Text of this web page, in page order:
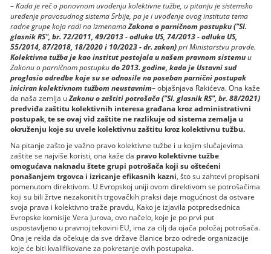
–Kada je reč o ponovnom uvođenju kolektivne tužbe, u pitanju je sistemsko
uređenje pravosudnog sistema Srbije, pa je i uvođenje ovog instituta tema
radne grupe koja radi na izmenamaZakona o parničnom postupku ("Sl.
glasnik RS", br. 72/2011, 49/2013 - odluka US, 74/2013 - odluka US,
55/2014, 87/2018, 18/2020 i 10/2023 - dr. zakon)pri Ministarstvu pravde.
Kolektivna tužba je kao institut postojala u našem pravnom sistemuu
Zakonu o parničnom postupkudo 2013. godine, kada je Ustavni sud
proglasio odredbe koje su se odnosile na poseban parnični postupak
iniciran kolektivnom tužbom neustavnim– objašnjava Rakićeva. Ona kaže
da naša zemlja uZakonu o zaštiti potrošača ("Sl. glasnik RS", br. 88/2021)
predviđa zaštitu kolektivnih interesa građana kroz administrativni
postupak, te se ovaj vid zaštite ne razlikuje od sistema zemalja u
okruženju koje su uvele kolektivnu zaštitu kroz kolektivnu tužbu.
Na pitanje zašto je važno pravo kolektivne tužbe i u kojim slučajevima
zaštite se najviše koristi, ona kaže da pravo kolektivne tužbe
omogućava naknadu štete grupi potrošača koji su oštećeni
ponašanjem trgovca i izricanje efikasnih kazni, što su zahtevi propisani
pomenutom direktivom. U Evropskoj uniji ovom direktivom se potrošačima
koji su bili žrtve nezakonitih trgovačkih praksi daje mogućnost da ostvare
svoja prava i kolektivno traže pravdu, Kako je izjavila potpredsednica
Evropske komisije Vera Jurova, ovo načelo, koje je po prvi put
uspostavljeno u pravnoj tekovini EU, ima za cilj da ojača položaj potrošača.
Ona je rekla da očekuje da sve države članice brzo odrede organizacije
koje će biti kvalifikovane za pokretanje ovih postupaka.